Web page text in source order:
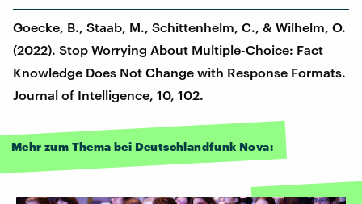
Goecke, B., Staab, M., Schittenhelm, C., & Wilhelm, O.
(2022). Stop Worrying About Multiple-Choice: Fact
Knowledge Does Not Change with Response Formats.
Journal of Intelligence, 10, 102.
Mehr zum Thema bei Deutschlandfunk Nova: